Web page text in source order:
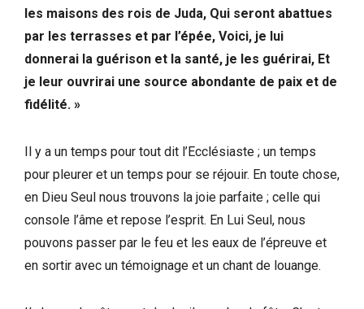
les maisons des rois de Juda, Qui seront abattues
par les terrasses et par l’épée, Voici, je lui
donnerai la guérison et la santé, je les guérirai, Et
je leur ouvrirai une source abondante de paix et de
fidélité. »
Il y a un temps pour tout dit l’Ecclésiaste ; un temps
pour pleurer et un temps pour se réjouir. En toute chose,
en Dieu Seul nous trouvons la joie parfaite ; celle qui
console l’âme et repose l’esprit. En Lui Seul, nous
pouvons passer par le feu et les eaux de l’épreuve et
en sortir avec un témoignage et un chant de louange.